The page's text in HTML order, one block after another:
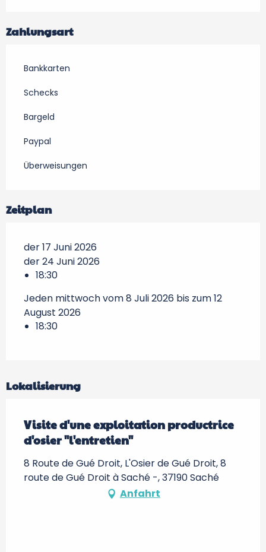
Zahlungsart
Bankkarten
Schecks
Bargeld
Paypal
Überweisungen
Zeitplan
der 17 Juni 2026
der 24 Juni 2026
18:30
Jeden mittwoch vom 8 Juli 2026 bis zum 12
August 2026
18:30
Lokalisierung
Visite d'une exploitation productrice
d'osier "l'entretien"
8 Route de Gué Droit, L'Osier de Gué Droit, 8
route de Gué Droit à Saché -, 37190 Saché
Anfahrt